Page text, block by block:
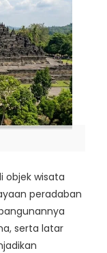
objek wisata
peradaban
serta latar